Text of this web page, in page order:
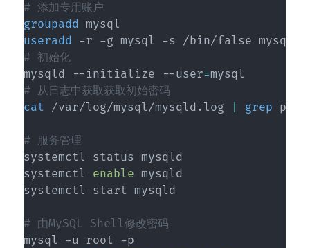
# 添加专用账户
groupadd
useradd
# 初始化
mysqld --initialize --user=
# 从日志中获取获取初始密码
cat /var/log/mysql/mysqld.log grep
# 服务管理
systemctl status mysqld
systemctl enable mysqld
systemctl start mysqld
# 由MySQL Shell修改密码
mysql -u root -p